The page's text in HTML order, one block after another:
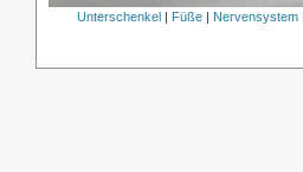
Unterschenkel Füße| Nervensystem|